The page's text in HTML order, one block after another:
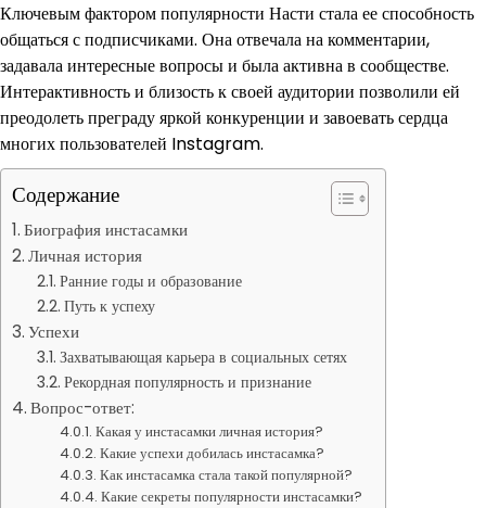
Ключевым фактором популярности Насти стала ее способность
общаться с подписчиками. Она отвечала на комментарии,
задавала интересные вопросы и была активна в сообществе.
Интерактивность и близость к своей аудитории позволили ей
преодолеть преграду яркой конкуренции и завоевать сердца
многих пользователей Instagram.
Содержание
Биография инстасамки
Личная история
Ранние годы и образование
Путь к успеху
Успехи
Захватывающая карьера в социальных сетях
Рекордная популярность и признание
Вопрос-ответ:
Какая у инстасамки личная история?
Какие успехи добилась инстасамка?
Как инстасамка стала такой популярной?
Какие секреты популярности инстасамки?